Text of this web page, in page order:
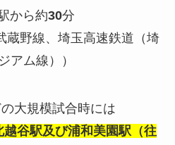
から約30分
蔵野線、埼玉高速鉄道（埼
アム線））
大規模試合時には
谷駅及び浦和美園駅（往